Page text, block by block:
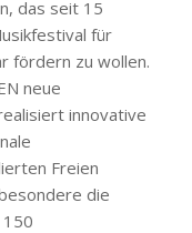
das seit 15
für
fördern zu wollen.
neue
innovative
Freien
die